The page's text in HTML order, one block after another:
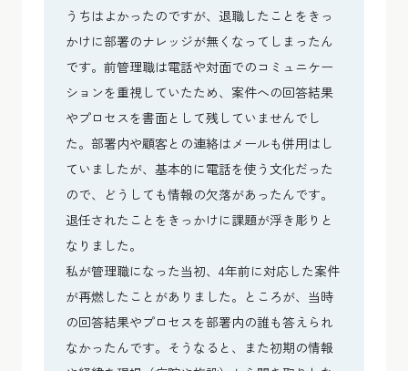
うちはよかったのですが、退職したことをきっ
かけに部署のナレッジが無くなってしまったん
です。前管理職は電話や対面でのコミュニケー
ションを重視していたため、案件への回答結果
やプロセスを書面として残していませんでし
た。部署内や顧客との連絡はメールも併用はし
ていましたが、基本的に電話を使う文化だった
ので、どうしても情報の欠落があったんです。
退任されたことをきっかけに課題が浮き彫りと
なりました。
私が管理職になった当初、4年前に対応した案件
が再燃したことがありました。ところが、当時
の回答結果やプロセスを部署内の誰も答えられ
なかったんです。そうなると、また初期の情報